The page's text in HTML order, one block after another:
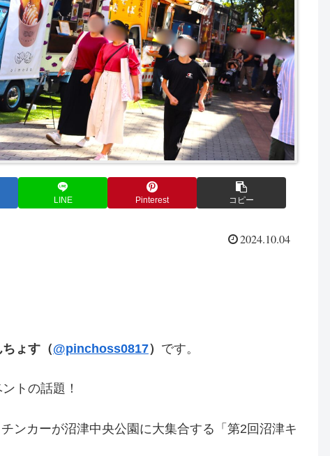
LINE Pinterest コピー
2024.10.04
ょす（@pinchoss0817） です。
トの話題！
ンカーが沼津中央公園に大集合する「第2回沼津キ